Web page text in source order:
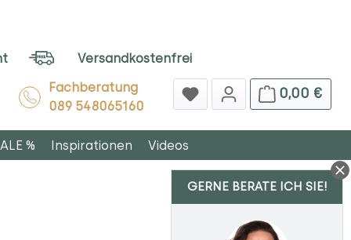
Versandkostenfrei
Fachberatung
089 548065160
0,00 €
% Inspirationen Videos
GERNE BERATE ICH SIE!